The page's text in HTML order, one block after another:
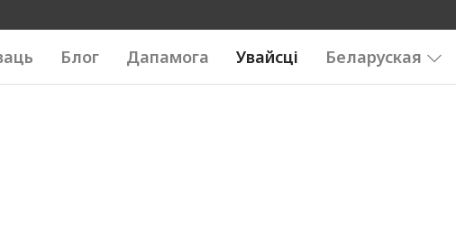
Блог Дапамога Увайсці Беларуская